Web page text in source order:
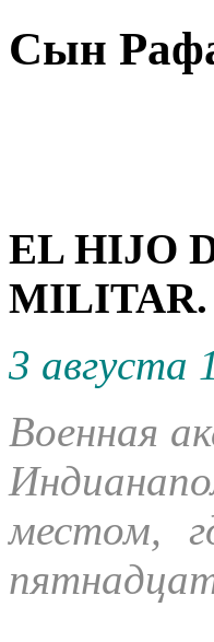
Сын
EL HIJO
MILITAR.
3 августа
Военная
местом,